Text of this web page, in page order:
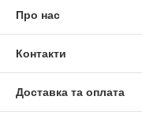
Про нас
Контакти
Доставка та оплата